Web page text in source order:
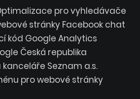
pro vyhledávače
stránky Facebook chat
kód Google Analytics
Česká republika
Seznam a.s.
pro webové stránky